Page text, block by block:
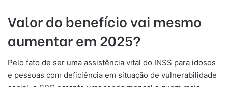
Valor do benefício vai mesmo
aumentar em 2025?
Pelo fato de ser uma assistência vital do INSS para idosos
e pessoas com deficiência em situação de vulnerabilidade